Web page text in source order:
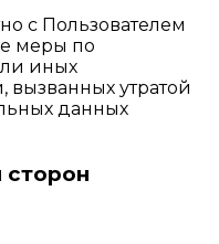
с Пользователем
меры по
иных
вызванных утратой
данных
сторон